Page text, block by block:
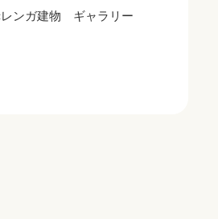
ンガ建物 ギャラリー